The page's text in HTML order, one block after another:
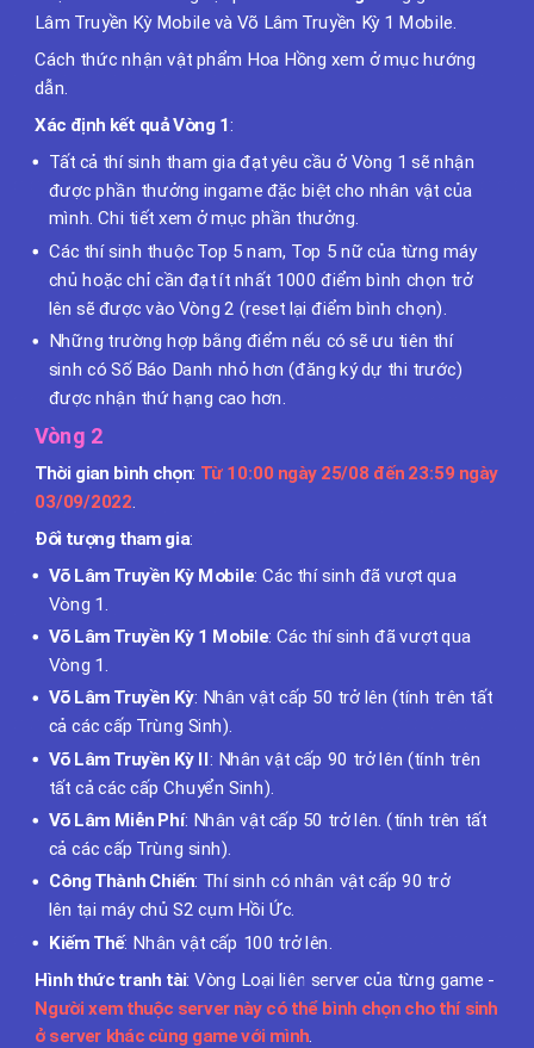
Lâm Truyền Kỳ Mobile và Võ Lâm Truyền Kỳ 1 Mobile.
Cách thức nhận vật phẩm Hoa Hồng xem ở mục hướng
dẫn.
Xác định kết quả Vòng 1:
Tất cả thí sinh tham gia đạt yêu cầu ở Vòng 1 sẽ nhận
được phần thưởng ingame đặc biệt cho nhân vật của
mình. Chi tiết xem ở mục phần thưởng.
Các thí sinh thuộc Top 5 nam, Top 5 nữ của từng máy
chủ hoặc chỉ cần đạt ít nhất 1000 điểm bình chọn trở
lên sẽ được vào Vòng 2 (reset lại điểm bình chọn).
Những trường hợp bằng điểm nếu có sẽ ưu tiên thí
sinh có Số Báo Danh nhỏ hơn (đăng ký dự thi trước)
được nhận thứ hạng cao hơn
Vòng 2
Thời gian bình chọn: Từ 10:00 ngày 25/08 đến 23:59 ngày
03/09/2022
Đối tượng tham gia:
Võ Lâm Truyền Kỳ Mobile: Các thí sinh đã vượt qua
Vòng 1.
Võ Lâm Truyền Kỳ 1 Mobile: Các thí sinh đã vượt qua
Vòng 1.
Võ Lâm Truyền Kỳ: Nhân vật cấp 50 trở lên (tính trên tất
cả các cấp Trùng Sinh).
Võ Lâm Truyền Kỳ II: Nhân vật cấp 90 trở lên (tính trên
tất cả các cấp Chuyển Sinh).
Võ Lâm Miễn Phí: Nhân vật cấp 50 trở lên. (tính trên tất
cả các cấp Trùng sinh).
Công Thành Chiến: Thí sinh có nhân vật cấp 90 trở
lên tại máy chủ S2 cụm Hồi Ức.
Kiếm Thế: Nhân vật cấp 100 trở lên.
Hình thức tranh tài: Vòng Loại liên server của từng game -
Người xem thuộc server này có thể bình chọn cho thí sinh
ở server khác cùng game với mình.